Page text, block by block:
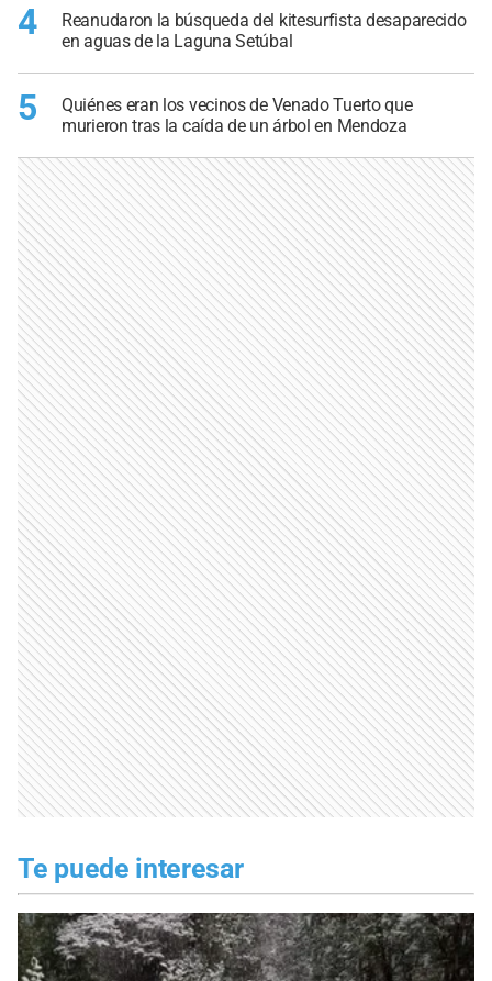
4
Reanudaron la búsqueda del kitesurfista desaparecido
en aguas de la Laguna Setúbal
5
Quiénes eran los vecinos de Venado Tuerto que
murieron tras la caída de un árbol en Mendoza
Te puede interesar